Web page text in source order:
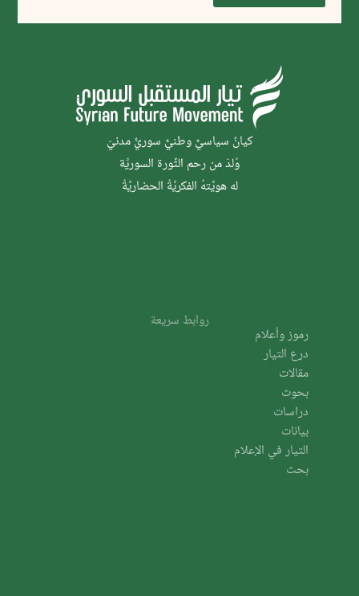
كيانٌ سياسيٌّ وطنيٌّ سوريٌّ مدنيّ
وُلدَ من رحم الثَّورة السوريَّة
له هويَّتهُ الفكريَّةُ الحضاريَّةُ
روابط سريعة
رموز وأعلام
درع التيار
مقالات
بحوث
دراسات
بيانات
التيار في الإعلام
بحث